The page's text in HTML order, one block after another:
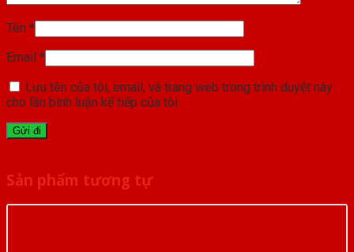
Tên *
Email *
Lưu tên của tôi, email, và trang web trong trình duyệt này
cho lần bình luận kế tiếp của tôi.
Sản phẩm tương tự